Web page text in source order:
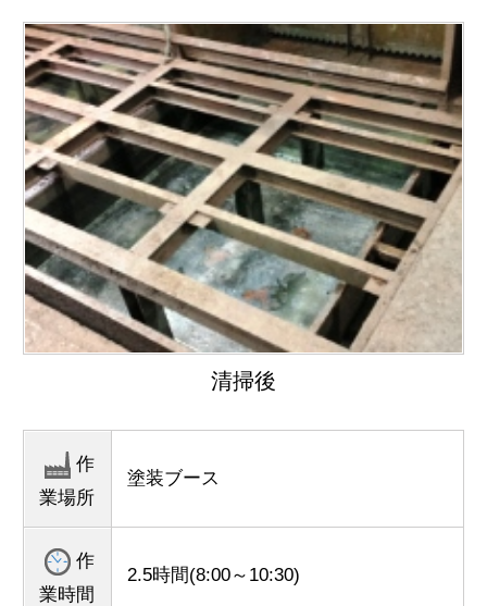
清掃後
作
業場所
塗装ブース
作
業時間
2.5時間(8:00～10:30)